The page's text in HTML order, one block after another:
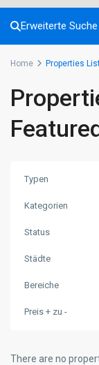
Erweiterte Suche
Home Properties
Typen
Kategorien
Status
Städte
Bereiche
Preis + zu -
There are no